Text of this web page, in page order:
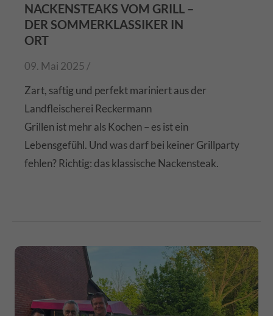
NACKENSTEAKS VOM GRILL –
DER SOMMERKLASSIKER IN
ORT
09. Mai 2025 /
Zart, saftig und perfekt mariniert aus der
Landfleischerei Reckermann
Grillen ist mehr als Kochen – es ist ein
Lebensgefühl. Und was darf bei keiner Grillparty
fehlen? Richtig: das klassische Nackensteak.